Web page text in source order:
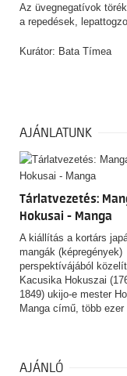
Az üvegnegatívok
a repedések,
Kurátor: Bata Tímea
AJÁNLATUNK
Tárlatvezetés:
Hokusai - Manga
A kiállítás a kortárs
mangák (képregények)
perspektívájából közelít
Kacusika Hokuszai
1849) ukijo-e mester
Manga című, több ezer
Hokuszai a mai
AJÁNLÓ